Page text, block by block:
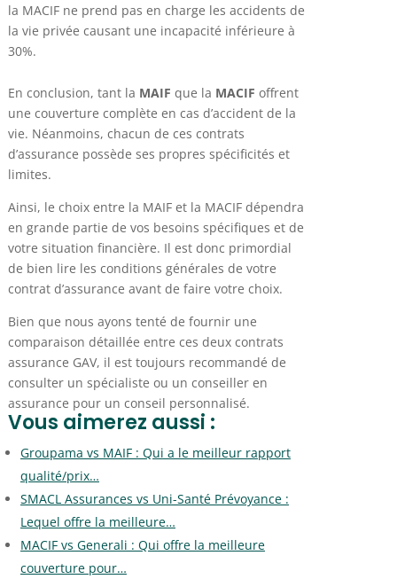
la MACIF ne prend pas en charge les accidents de
la vie privée causant une incapacité inférieure à
30%.
En conclusion, tant la MAIF que la MACIF offrent
une couverture complète en cas d’accident de la
vie. Néanmoins, chacun de ces contrats
d’assurance possède ses propres spécificités et
limites.
Ainsi, le choix entre la MAIF et la MACIF dépendra
en grande partie de vos besoins spécifiques et de
votre situation financière. Il est donc primordial
de bien lire les conditions générales de votre
contrat d’assurance avant de faire votre choix.
Bien que nous ayons tenté de fournir une
comparaison détaillée entre ces deux contrats
assurance GAV, il est toujours recommandé de
consulter un spécialiste ou un conseiller en
assurance pour un conseil personnalisé.
Vous aimerez aussi :
Groupama vs MAIF : Qui a le meilleur rapport
qualité/prix…
SMACL Assurances vs Uni-Santé Prévoyance :
Lequel offre la meilleure…
MACIF vs Generali : Qui offre la meilleure
couverture pour…